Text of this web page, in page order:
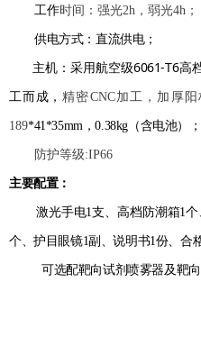
工作时间：强光2h，弱光4h；
供电方式：直流供电；
主机：采用航空级6061-T6高
工而成，精密CNC加工，加厚阳
189*41*35mm，0.38kg（含电池）；
防护等级:IP66
主要配置：
激光手电1支、高档防潮箱1
个、护目眼镜1副、说明书1份、合
可选配靶向试剂喷雾器及靶向